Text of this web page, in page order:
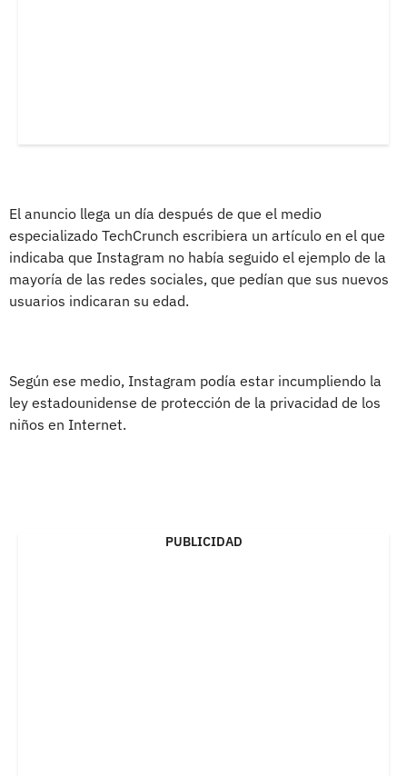
El anuncio llega un día después de que el medio
especializado TechCrunch escribiera un artículo en el que
indicaba que Instagram no había seguido el ejemplo de la
mayoría de las redes sociales, que pedían que sus nuevos
usuarios indicaran su edad.
Según ese medio, Instagram podía estar incumpliendo la
ley estadounidense de protección de la privacidad de los
niños en Internet.
PUBLICIDAD